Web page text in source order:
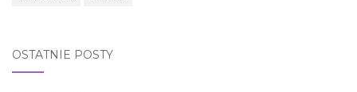
OSTATNIE POSTY